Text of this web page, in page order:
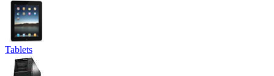
Tablets